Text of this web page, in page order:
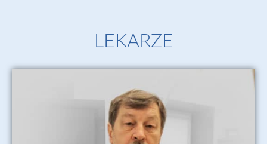
LEKARZE